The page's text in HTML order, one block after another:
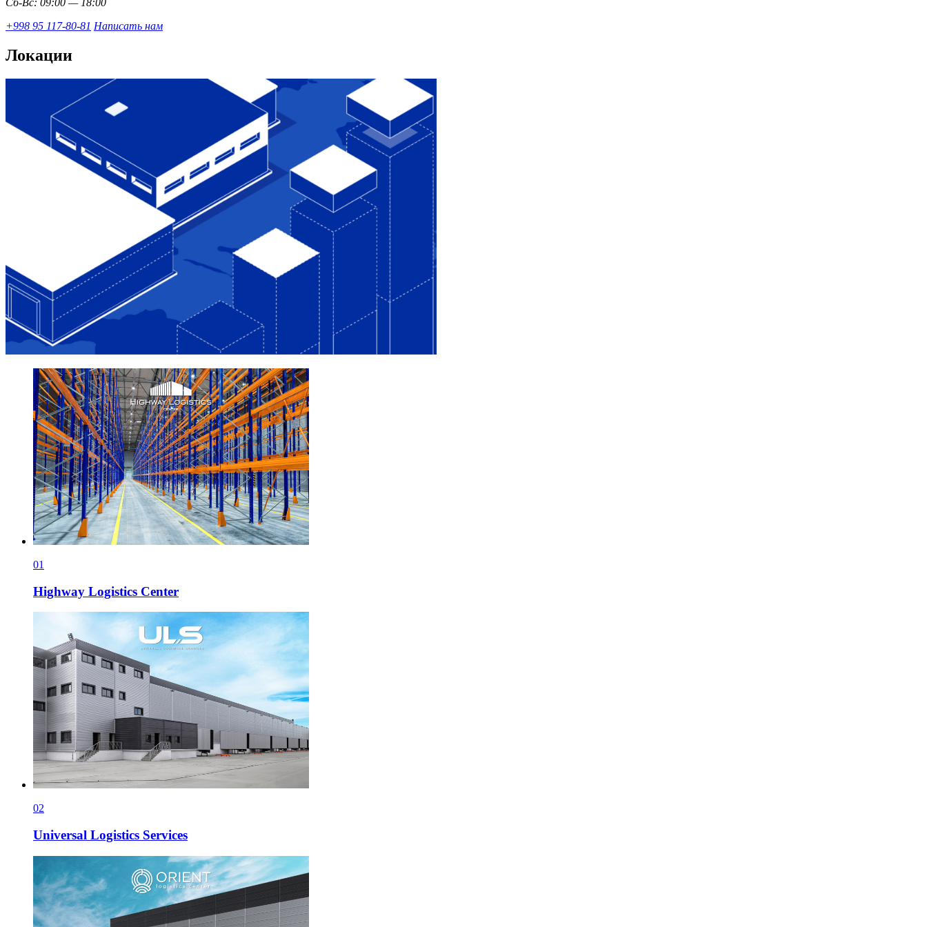
Сб-Вс: 09:00 — 18:00
+998 95 117-80-81 Написать нам
Локации
01
Highway Logistics Center
02
Universal Logistics Services